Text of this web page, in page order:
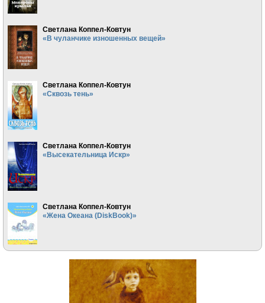
Светлана Коппел-Ковтун
«В чуланчике изношенных вещей»
Светлана Коппел-Ковтун
«Сквозь тень»
Светлана Коппел-Ковтун
«Высекательница Искр»
Светлана Коппел-Ковтун
«Жена Океана (DiskBook)»